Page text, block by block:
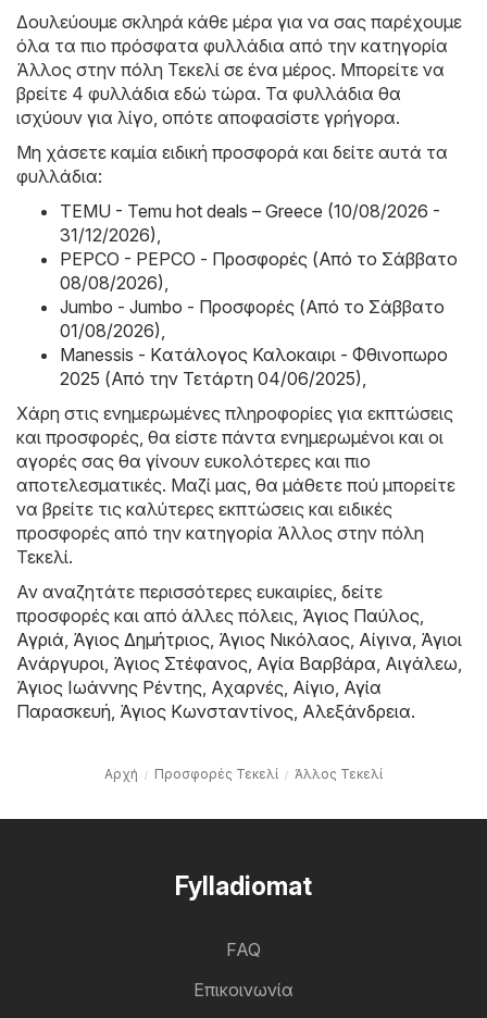
Δουλεύουμε σκληρά κάθε μέρα για να σας παρέχουμε
όλα τα πιο πρόσφατα φυλλάδια από την κατηγορία
Άλλος στην πόλη Τεκελί σε ένα μέρος. Μπορείτε να
βρείτε 4 φυλλάδια εδώ τώρα. Τα φυλλάδια θα
ισχύουν για λίγο, οπότε αποφασίστε γρήγορα.
Μη χάσετε καμία ειδική προσφορά και δείτε αυτά τα
φυλλάδια:
TEMU - Temu hot deals – Greece (10/08/2026 -
31/12/2026),
PEPCO - PEPCO - Προσφορές (Από το Σάββατο
08/08/2026),
Jumbo - Jumbo - Προσφορές (Από το Σάββατο
01/08/2026),
Manessis - Kατάλογος Καλοκαιρι - Φθινοπωρο
2025 (Από την Τετάρτη 04/06/2025),
Χάρη στις ενημερωμένες πληροφορίες για εκπτώσεις
και προσφορές, θα είστε πάντα ενημερωμένοι και οι
αγορές σας θα γίνουν ευκολότερες και πιο
αποτελεσματικές. Μαζί μας, θα μάθετε πού μπορείτε
να βρείτε τις καλύτερες εκπτώσεις και ειδικές
προσφορές από την κατηγορία Άλλος στην πόλη
Τεκελί.
Αν αναζητάτε περισσότερες ευκαιρίες, δείτε
προσφορές και από άλλες πόλεις, Άγιος Παύλος,
Αγριά, Άγιος Δημήτριος, Άγιος Νικόλαος, Αίγινα, Άγιοι
Ανάργυροι, Άγιος Στέφανος, Αγία Βαρβάρα, Αιγάλεω,
Άγιος Ιωάννης Ρέντης, Αχαρνές, Αίγιο, Αγία
Παρασκευή, Άγιος Κωνσταντίνος, Αλεξάνδρεια.
Αρχή Προσφορές Τεκελί Άλλος Τεκελί
Fylladiomat
FAQ
Επικοινωνία